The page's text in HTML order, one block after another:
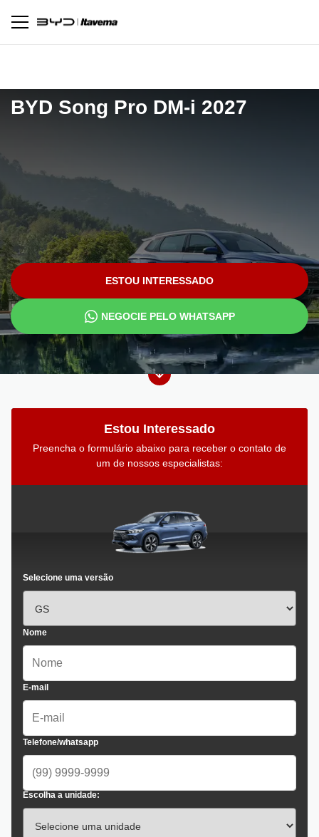
BYD Song Pro DM-i 2027
ESTOU INTERESSADO
NEGOCIE PELO WHATSAPP
Estou Interessado
Preencha o formulário abaixo para receber o contato de
um de nossos especialistas:
Selecione uma versão
Nome
E-mail
Telefone/whatsapp
Escolha a unidade: